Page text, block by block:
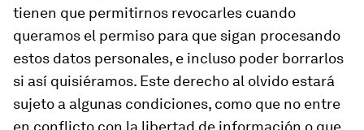
tienen que permitirnos revocarles cuando
queramos el permiso para que sigan procesando
estos datos personales, e incluso poder borrarlos
si así quisiéramos. Este derecho al olvido estará
sujeto a algunas condiciones, como que no entre
en conflicto con la libertad de información o que